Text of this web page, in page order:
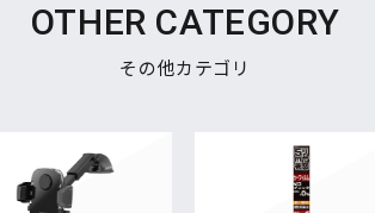
OTHER CATEGORY
その他カテゴリ